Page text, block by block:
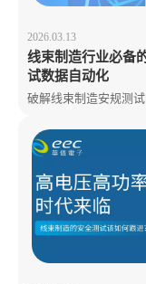
2026.03.13
线束制造行业必备
试数据自动化
破解线束制造安规测试